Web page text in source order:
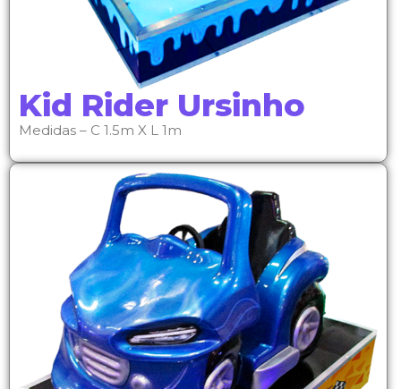
Kid Rider Ursinho
Medidas – C 1.5m X L 1m